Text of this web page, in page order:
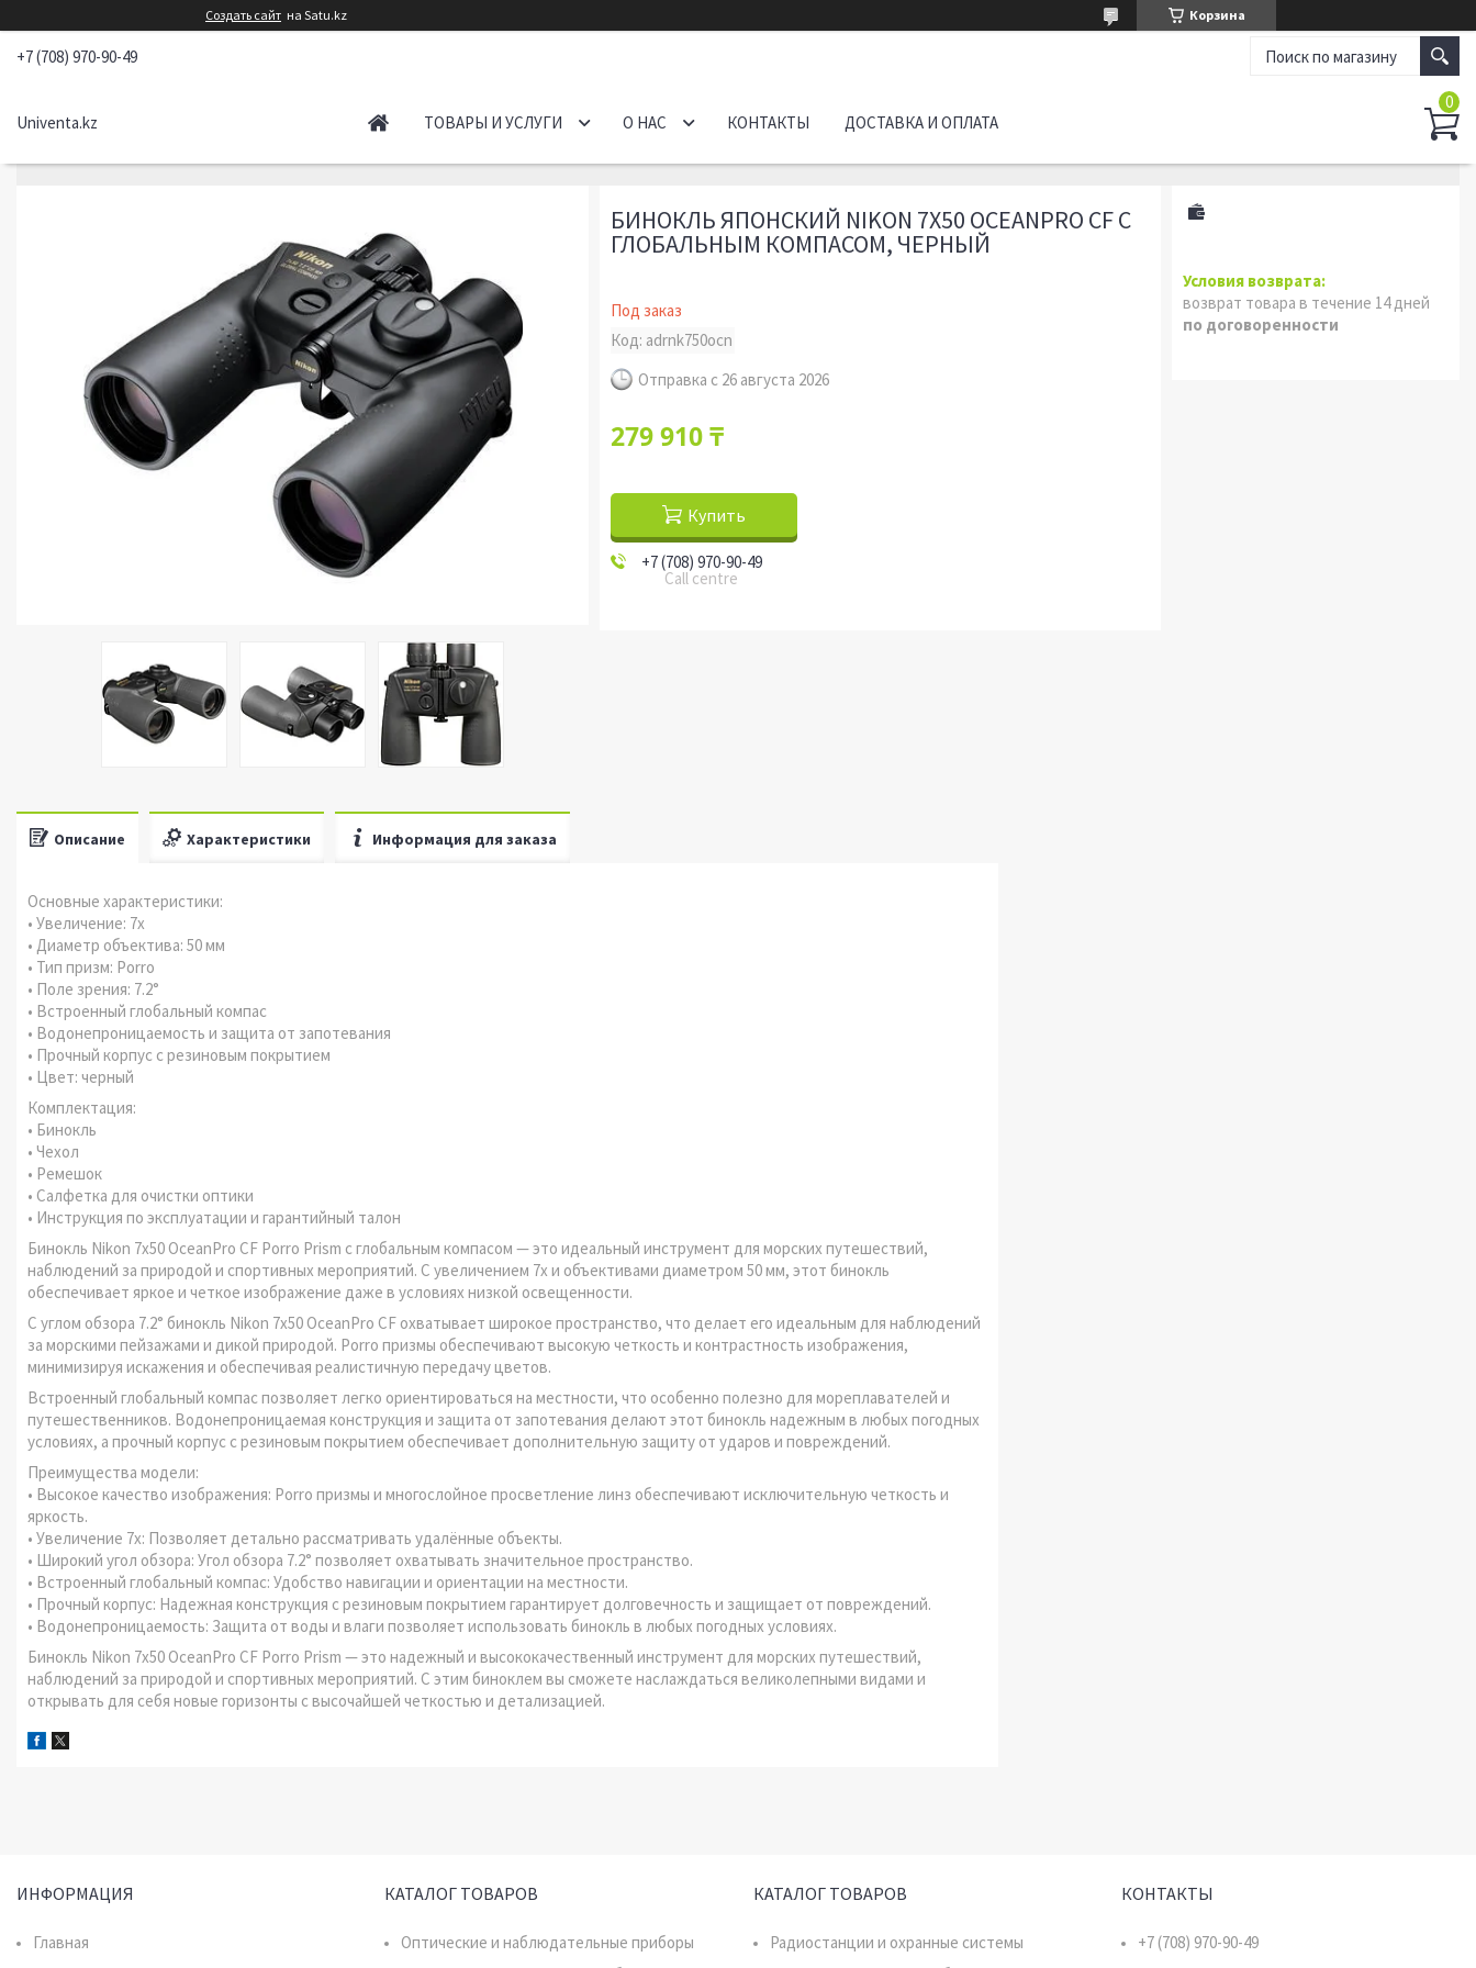
Создать сайт на Satu.kz Корзина
+7 (708) 970-90-49
Univenta.kz ТОВАРЫ И УСЛУГИ О НАС КОНТАКТЫ ДОСТАВКА И ОПЛАТА
БИНОКЛЬ ЯПОНСКИЙ NIKON 7X50 OCEANPRO CF С
ГЛОБАЛЬНЫМ КОМПАСОМ, ЧЕРНЫЙ
Под заказ
Код: adrnk750ocn
Отправка с 26 августа 2026
279 910 ₸
Купить
+7 (708) 970-90-49
Call centre
возврат товара в течение 14 дней
по договоренности
Описание Характеристики Информация для заказа
Основные характеристики:
• Увеличение: 7x
• Диаметр объектива: 50 мм
• Тип призм: Porro
• Поле зрения: 7.2°
• Встроенный глобальный компас
• Водонепроницаемость и защита от запотевания
• Прочный корпус с резиновым покрытием
• Цвет: черный
Комплектация:
• Бинокль
• Чехол
• Ремешок
• Салфетка для очистки оптики
• Инструкция по эксплуатации и гарантийный талон
Бинокль Nikon 7x50 OceanPro CF Porro Prism с глобальным компасом — это идеальный инструмент для морских путешествий,
наблюдений за природой и спортивных мероприятий. С увеличением 7x и объективами диаметром 50 мм, этот бинокль
обеспечивает яркое и четкое изображение даже в условиях низкой освещенности.
С углом обзора 7.2° бинокль Nikon 7x50 OceanPro CF охватывает широкое пространство, что делает его идеальным для наблюдений
за морскими пейзажами и дикой природой. Porro призмы обеспечивают высокую четкость и контрастность изображения,
минимизируя искажения и обеспечивая реалистичную передачу цветов.
Встроенный глобальный компас позволяет легко ориентироваться на местности, что особенно полезно для мореплавателей и
путешественников. Водонепроницаемая конструкция и защита от запотевания делают этот бинокль надежным в любых погодных
условиях, а прочный корпус с резиновым покрытием обеспечивает дополнительную защиту от ударов и повреждений.
Преимущества модели:
• Высокое качество изображения: Porro призмы и многослойное просветление линз обеспечивают исключительную четкость и
яркость.
• Увеличение 7x: Позволяет детально рассматривать удалённые объекты.
• Широкий угол обзора: Угол обзора 7.2° позволяет охватывать значительное пространство.
• Встроенный глобальный компас: Удобство навигации и ориентации на местности.
• Прочный корпус: Надежная конструкция с резиновым покрытием гарантирует долговечность и защищает от повреждений.
• Водонепроницаемость: Защита от воды и влаги позволяет использовать бинокль в любых погодных условиях.
Бинокль Nikon 7x50 OceanPro CF Porro Prism — это надежный и высококачественный инструмент для морских путешествий,
наблюдений за природой и спортивных мероприятий. С этим биноклем вы сможете наслаждаться великолепными видами и
открывать для себя новые горизонты с высочайшей четкостью и детализацией.
ИНФОРМАЦИЯ
Главная
КАТАЛОГ ТОВАРОВ
Оптические и наблюдательные приборы
КАТАЛОГ ТОВАРОВ
Радиостанции и охранные системы
КОНТАКТЫ
+7 (708) 970-90-49